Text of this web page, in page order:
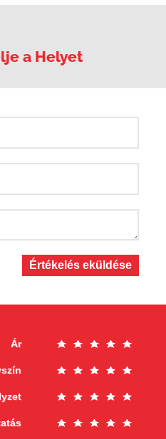
a Helyet
Értékelés eküldése
Ár